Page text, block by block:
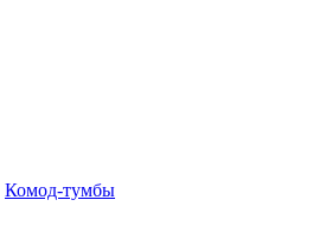
Комод-тумбы